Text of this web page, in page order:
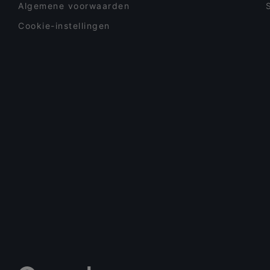
Algemene voorwaarden
Cookie-instellingen